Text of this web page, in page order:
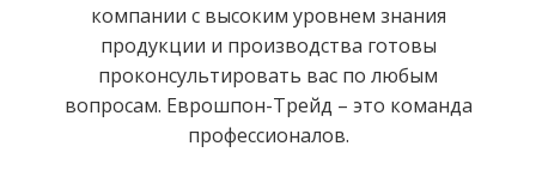
компании с высоким уровнем знания
продукции и производства готовы
проконсультировать вас по любым
вопросам. Еврошпон-Трейд – это команда
профессионалов.